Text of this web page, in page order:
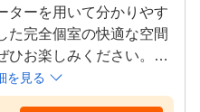
ターを用いて分かりやす
た完全個室の快適な空間
お楽しみください。
】
を見る